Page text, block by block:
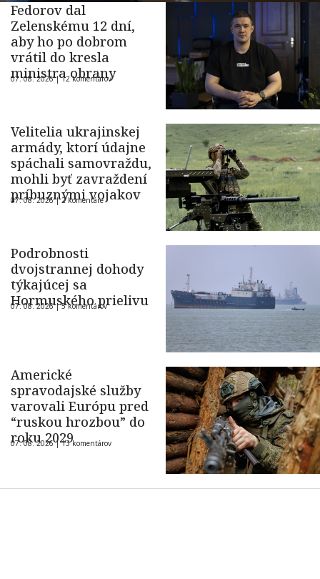
Fedorov dal
Zelenskému 12 dní,
aby ho po dobrom
vrátil do kresla
ministra obrany
07. 08. 2026 |12 komentárov
Velitelia ukrajinskej
armády, ktorí údajne
spáchali samovraždu,
mohli byť zavraždení
príbuznými vojakov
07. 08. 2026 |2 komentáre
Podrobnosti
dvojstrannej dohody
týkajúcej sa
Hormuského prielivu
07. 08. 2026 |5 komentárov
Americké
spravodajské služby
varovali Európu pred
“ruskou hrozbou” do
roku 2029
07. 08. 2026 |13 komentárov